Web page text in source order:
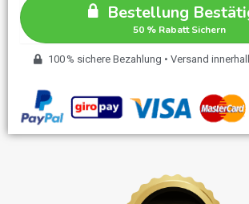
Bestellung
100 % sichere Bezahlung • Versand